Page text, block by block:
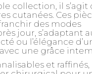
collection, il s’agit
cutanées. Ces
des modes
jour, s’adaptant
ou l’élégance
une grâce
et raffinés,